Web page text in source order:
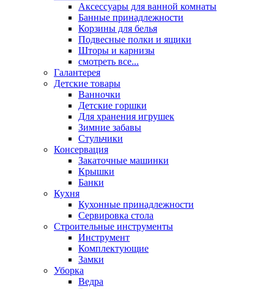
Аксессуары для ванной комнаты
Банные принадлежности
Корзины для белья
Подвесные полки и ящики
Шторы и карнизы
смотреть все...
Галантерея
Детские товары
Ванночки
Детские горшки
Для хранения игрушек
Зимние забавы
Стульчики
Консервация
Закаточные машинки
Крышки
Банки
Кухня
Кухонные принадлежности
Сервировка стола
Строительные инструменты
Инструмент
Комплектующие
Замки
Уборка
Ведра